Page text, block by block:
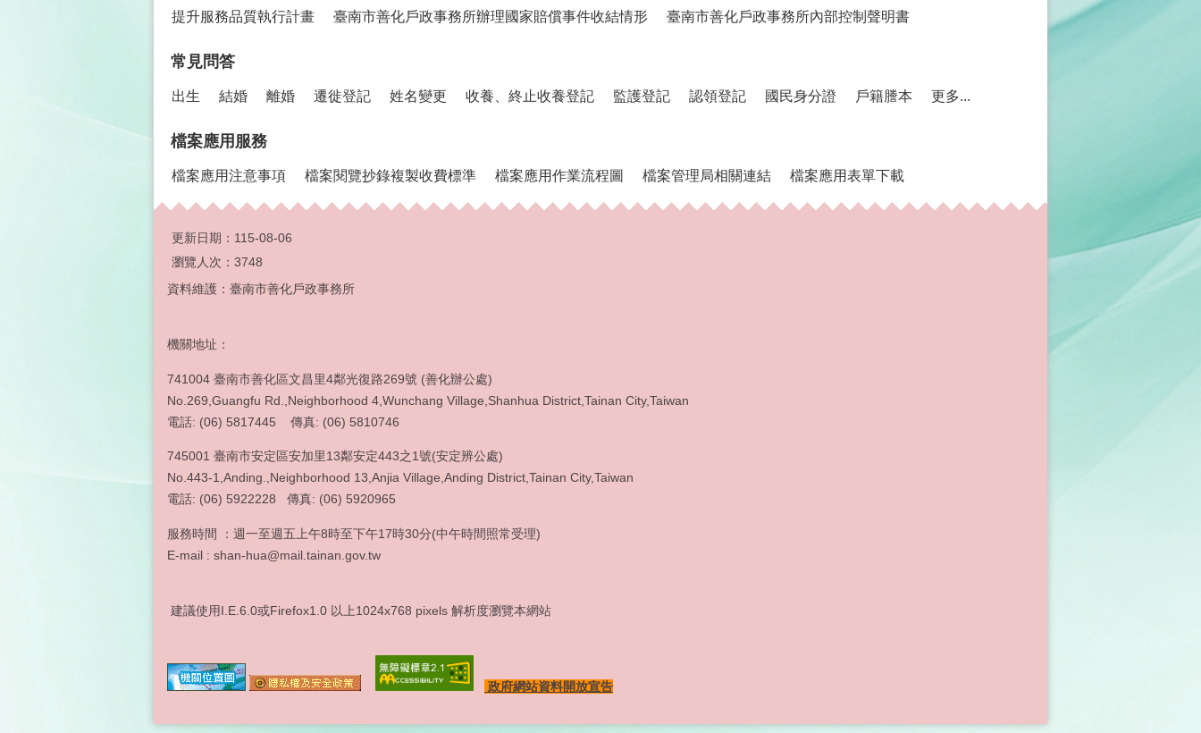
提升服務品質執行計畫 臺南市善化戶政事務所辦理國家賠償事件收結情形 臺南市善化戶政事務所內部控制聲明書
常見問答
出生 結婚 離婚 遷徙登記 姓名變更 收養、終止收養登記 監護登記 認領登記 國民身分證 戶籍謄本 更多...
檔案應用服務
檔案應用注意事項 檔案閱覽抄錄複製收費標準 檔案應用作業流程圖 檔案管理局相關連結 檔案應用表單下載
更新日期： 115-08-06
瀏覽人次： 3748
資料維護：臺南市善化戶政事務所
機關地址：
741004 臺南市善化區文昌里4鄰光復路269號 (善化辦公處)
No.269,Guangfu Rd.,Neighborhood 4,Wunchang Village,Shanhua District,Tainan City,Taiwan
電話: (06) 5817445 傳真: (06) 5810746
745001 臺南市安定區安加里13鄰安定443之1號(安定辨公處)
No.443-1,Anding.,Neighborhood 13,Anjia Village,Anding District,Tainan City,Taiwan
電話: (06) 5922228 傳真: (06) 5920965
服務時間 ：週一至週五上午8時至下午17時30分(中午時間照常受理)
E-mail : shan-hua@mail.tainan.gov.tw
建議使用I.E.6.0或Firefox1.0 以上1024x768 pixels 解析度瀏覽本網站
政府網站資料開放宣告